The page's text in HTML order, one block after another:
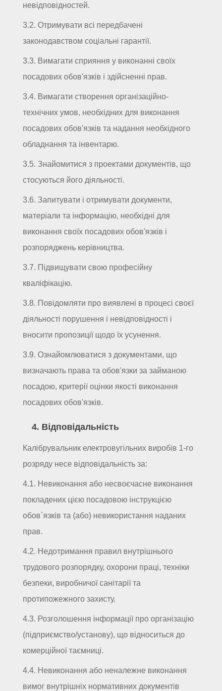
невідповідностей.
3.2. Отримувати всі передбачені
законодавством соціальні гарантії.
3.3. Вимагати сприяння у виконанні своїх
посадових обов'язків і здійсненні прав.
3.4. Вимагати створення організаційно-
технічних умов, необхідних для виконання
посадових обов'язків та надання необхідного
обладнання та інвентарю.
3.5. Знайомитися з проектами документів, що
стосуються його діяльності.
3.6. Запитувати і отримувати документи,
матеріали та інформацію, необхідні для
виконання своїх посадових обов'язків і
розпоряджень керівництва.
3.7. Підвищувати свою професійну
кваліфікацію.
3.8. Повідомляти про виявлені в процесі своєї
діяльності порушення і невідповідності і
вносити пропозиції щодо їх усунення.
3.9. Ознайомлюватися з документами, що
визначають права та обов'язки за займаною
посадою, критерії оцінки якості виконання
посадових обов'язків.
4. Відповідальність
Калібрувальник електровугільних виробів 1-го
розряду несе відповідальність за:
4.1. Невиконання або несвоєчасне виконання
покладених цією посадовою інструкцією
обов`язків та (або) невикористання наданих
прав.
4.2. Недотримання правил внутрішнього
трудового розпорядку, охорони праці, техніки
безпеки, виробничої санітарії та
протипожежного захисту.
4.3. Розголошення інформації про організацію
(підприємство/установу), що відноситься до
комерційної таємниці.
4.4. Невиконання або неналежне виконання
вимог внутрішніх нормативних документів